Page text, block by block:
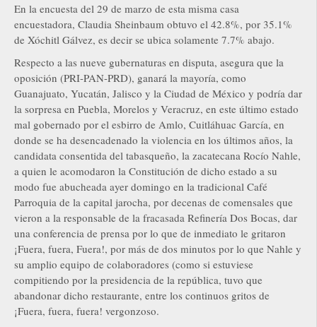
En la encuesta del 29 de marzo de esta misma casa
encuestadora, Claudia Sheinbaum obtuvo el 42.8%, por 35.1%
de Xóchitl Gálvez, es decir se ubica solamente 7.7% abajo.
Respecto a las nueve gubernaturas en disputa, asegura que la
oposición (PRI-PAN-PRD), ganará la mayoría, como
Guanajuato, Yucatán, Jalisco y la Ciudad de México y podría dar
la sorpresa en Puebla, Morelos y Veracruz, en este último estado
mal gobernado por el esbirro de Amlo, Cuitláhuac García, en
donde se ha desencadenado la violencia en los últimos años, la
candidata consentida del tabasqueño, la zacatecana Rocío Nahle,
a quien le acomodaron la Constitución de dicho estado a su
modo fue abucheada ayer domingo en la tradicional Café
Parroquia de la capital jarocha, por decenas de comensales que
vieron a la responsable de la fracasada Refinería Dos Bocas, dar
una conferencia de prensa por lo que de inmediato le gritaron
¡Fuera, fuera, Fuera!, por más de dos minutos por lo que Nahle y
su amplio equipo de colaboradores (como si estuviese
compitiendo por la presidencia de la república, tuvo que
abandonar dicho restaurante, entre los continuos gritos de
¡Fuera, fuera, fuera! vergonzoso.